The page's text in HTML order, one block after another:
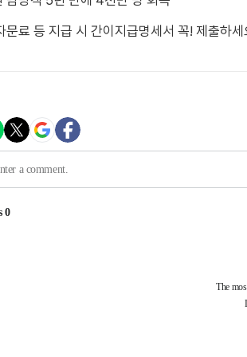
문료 등 지급 시 간이지급명세서 꼭! 제출하세